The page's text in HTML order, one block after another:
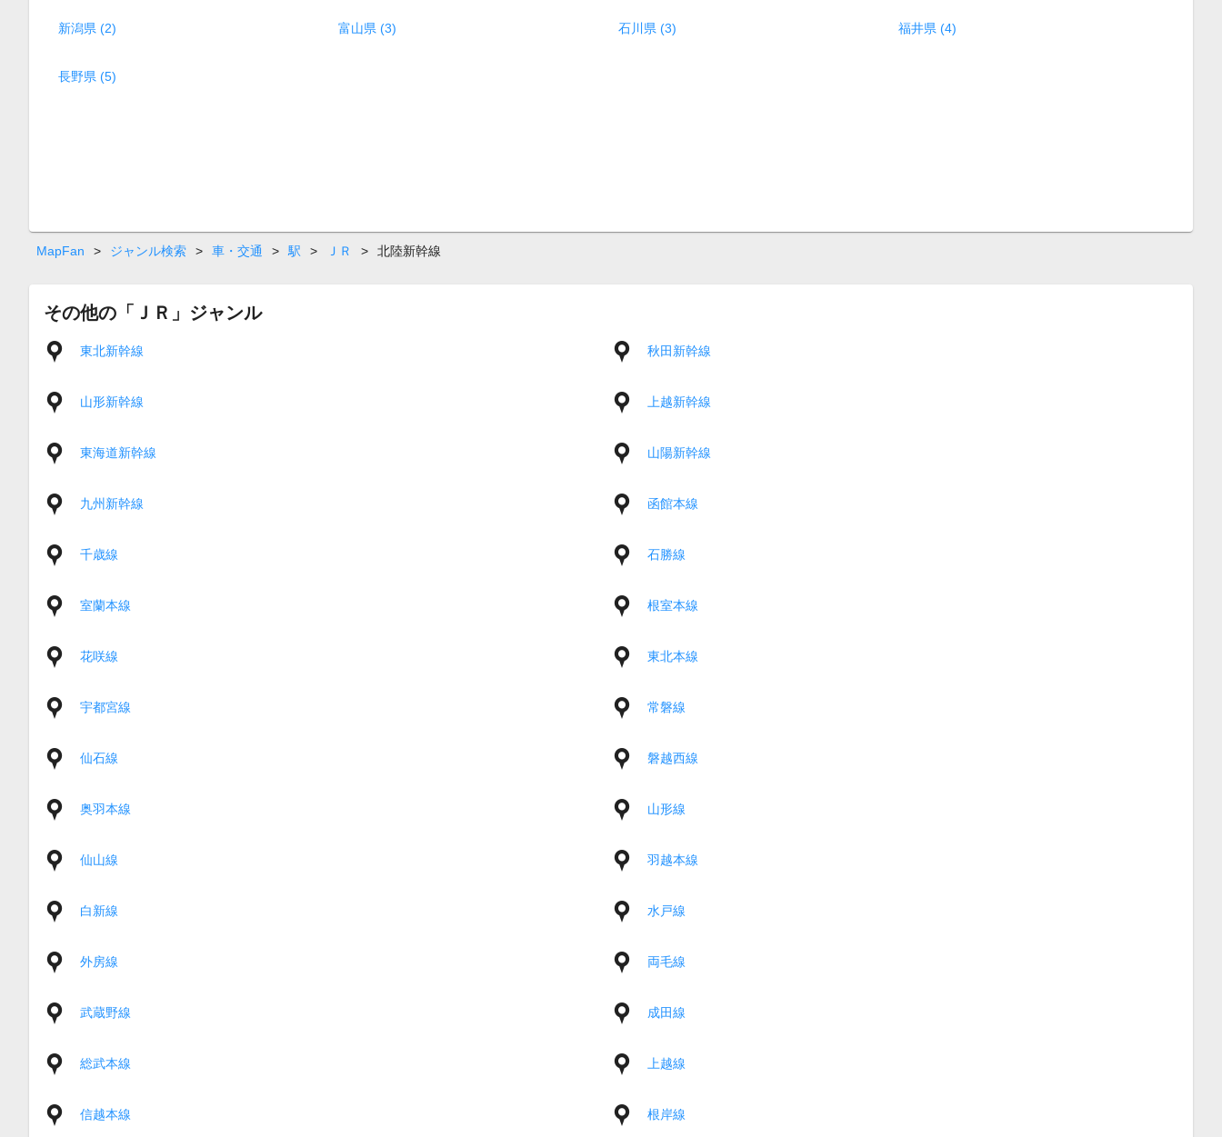
新潟県 (2) 富山県 (3) 石川県 (3) 福井県 (4)
長野県 (5)
MapFan > ジャンル検索 > 車・交通 > 駅 > ＪＲ > 北陸新幹線
その他の「ＪＲ」ジャンル
東北新幹線 秋田新幹線
山形新幹線 上越新幹線
東海道新幹線 山陽新幹線
九州新幹線 函館本線
千歳線 石勝線
室蘭本線 根室本線
花咲線 東北本線
宇都宮線 常磐線
仙石線 磐越西線
奥羽本線 山形線
仙山線 羽越本線
白新線 水戸線
外房線 両毛線
武蔵野線 成田線
総武本線 上越線
信越本線 根岸線